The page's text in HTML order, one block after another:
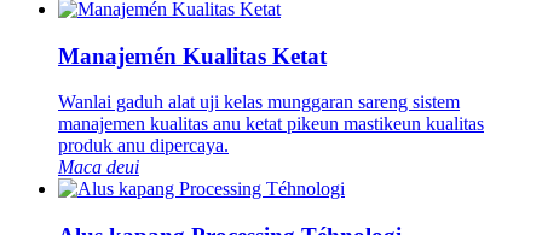
Manajemén Kualitas Ketat
Wanlai gaduh alat uji kelas munggaran sareng sistem
manajemen kualitas anu ketat pikeun mastikeun kualitas
produk anu dipercaya.
Maca deui